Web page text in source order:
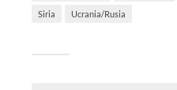
Siria Ucrania/Rusia